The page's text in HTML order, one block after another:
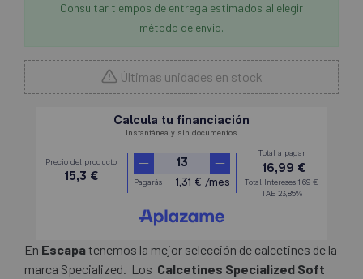
Consultar tiempos de entrega estimados al elegir
método de envío.
Últimas unidades en stock
En Escapatenemos la mejor selección de calcetines de la
marca Specialized. Los Calcetines Specialized Soft